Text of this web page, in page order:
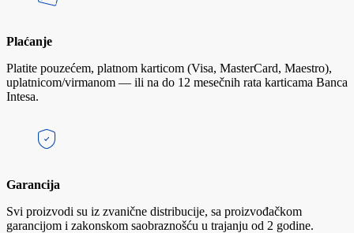
Plaćanje
Platite pouzećem, platnom karticom (Visa, MasterCard, Maestro),
uplatnicom/virmanom — ili na do 12 mesečnih rata karticama Banca
Intesa.
Garancija
Svi proizvodi su iz zvanične distribucije, sa proizvođačkom
garancijom i zakonskom saobraznošću u trajanju od 2 godine.